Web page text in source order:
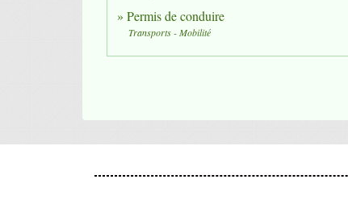
Permis de conduire
Transports - Mobilité